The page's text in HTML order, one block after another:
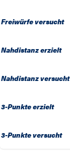
Freiwürfe versucht
Nahdistanz erzielt
Nahdistanz versucht
3-Punkte erzielt
3-Punkte versucht